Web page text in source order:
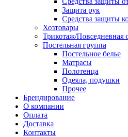
Защита рук
Средства защиты
Хозтовары
Трикотаж/Повседневная
Постельная группа
Постельное белье
Матрасы
Полотенца
Одеяла, подушки
Прочее
Брендирование
О компании
Оплата
Доставка
Контакты